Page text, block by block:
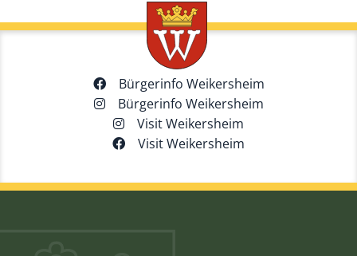
Bürgerinfo Weikersheim
Bürgerinfo Weikersheim
Visit Weikersheim
Visit Weikersheim